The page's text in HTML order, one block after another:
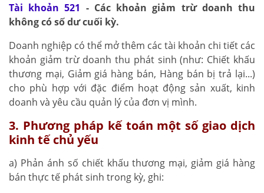
Tài khoản 521 - Các khoản giảm trừ doanh thu
không có số dư cuối kỳ.
Doanh nghiệp có thể mở thêm các tài khoản chi tiết các
khoản giảm trừ doanh thu phát sinh (như: Chiết khấu
thương mại, Giảm giá hàng bán, Hàng bán bị trả lại...)
cho phù hợp với đặc điểm hoạt động sản xuất, kinh
doanh và yêu cầu quản lý của đơn vị mình.
3. Phương pháp kế toán một số giao dịch
kinh tế chủ yếu
a) Phản ánh số chiết khấu thương mại, giảm giá hàng
bán thực tế phát sinh trong kỳ, ghi: